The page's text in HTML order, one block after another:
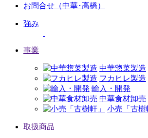
お問合せ（中華･高橋）
強み
事業
中華惣菜製造
フカヒレ製造
輸入・開発
中華食材卸売
小売「古樹
取扱商品